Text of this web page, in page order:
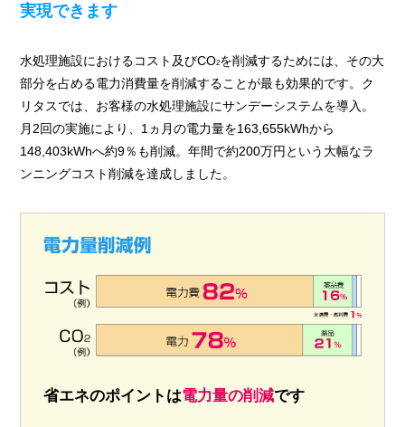
実現できます
水処理施設におけるコスト及びCO2を削減するためには、その大
部分を占める電力消費量を削減することが最も効果的です。ク
リタスでは、お客様の水処理施設にサンデーシステムを導入。
月2回の実施により、1ヵ月の電力量を163,655kWhから
148,403kWhへ約9％も削減。年間で約200万円という大幅なラ
ンニングコスト削減を達成しました。
省エネのポイントは電力量の削減です